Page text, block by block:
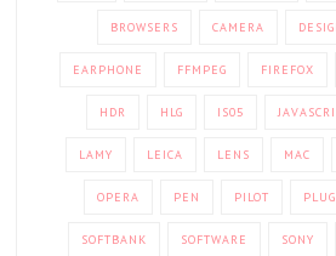
BROWSERS CAMERA
EARPHONE FFMPEG FIREFOX
HDR HLG IS05
LAMY LEICA LENS MAC
OPERA PEN PILOT
SOFTBANK SOFTWARE SONY